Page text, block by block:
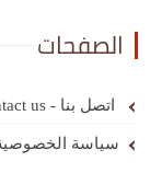
الصفحات
اتصل بنا - contact us : نموذج الاتصال المخصص لمدونة عرباوي
سياسة الخصوصية